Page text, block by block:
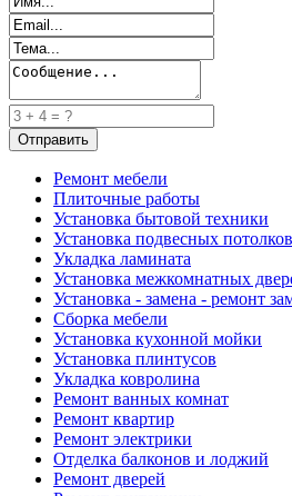
Ремонт мебели
Плиточные работы
Установка бытовой техники
Установка подвесных потолков
Укладка ламината
Установка межкомнатных
Установка - замена - ремонт
Сборка мебели
Установка кухонной мойки
Установка плинтусов
Укладка ковролина
Ремонт ванных комнат
Ремонт квартир
Ремонт электрики
Отделка балконов и лоджий
Ремонт дверей